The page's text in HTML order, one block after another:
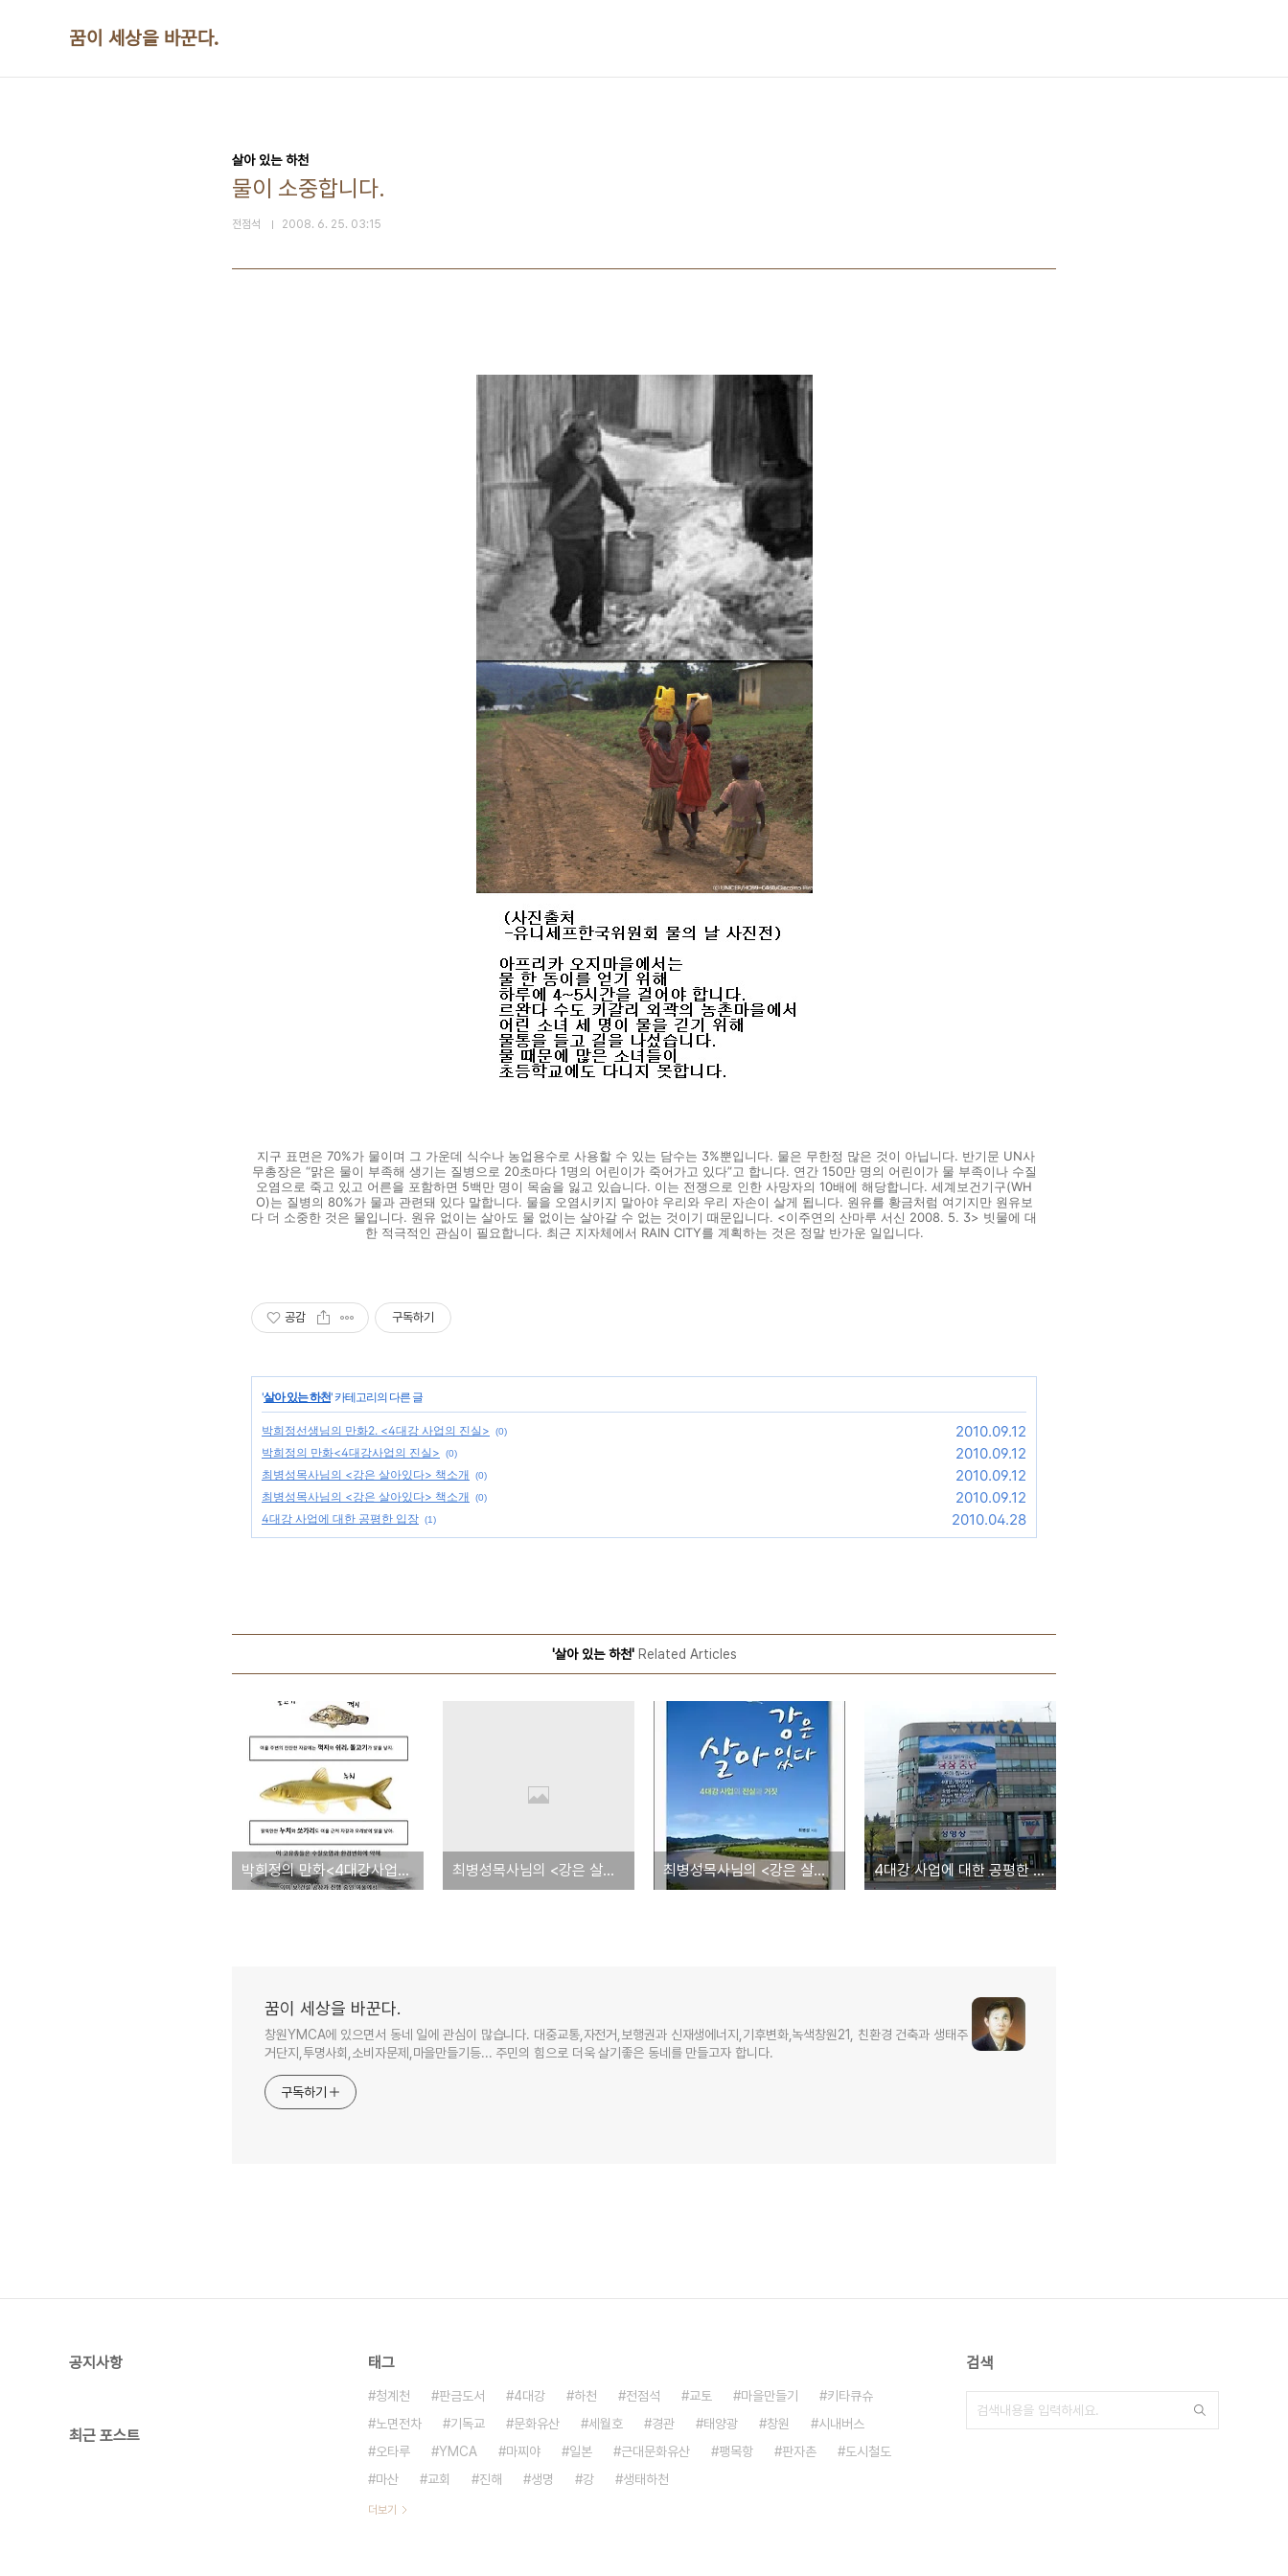
꿈이 세상을 바꾼다.
살아 있는 하천
물이 소중합니다.
전점석 2008. 6. 25. 03:15
지구 표면은 70%가 물이며 그 가운데 식수나 농업용수로 사용할 수 있는 담수는 3%뿐입니다. 물은 무한정 많은 것이 아닙니다. 반기문 UN사
무총장은 “맑은 물이 부족해 생기는 질병으로 20초마다 1명의 어린이가 죽어가고 있다”고 합니다. 연간 150만 명의 어린이가 물 부족이나 수질
오염으로 죽고 있고 어른을 포함하면 5백만 명이 목숨을 잃고 있습니다. 이는 전쟁으로 인한 사망자의 10배에 해당합니다. 세계보건기구(WH
O)는 질병의 80%가 물과 관련돼 있다 말합니다. 물을 오염시키지 말아야 우리와 우리 자손이 살게 됩니다. 원유를 황금처럼 여기지만 원유보
다 더 소중한 것은 물입니다. 원유 없이는 살아도 물 없이는 살아갈 수 없는 것이기 때문입니다. <이주연의 산마루 서신 2008. 5. 3> 빗물에 대
한 적극적인 관심이 필요합니다. 최근 지자체에서 RAIN CITY를 계획하는 것은 정말 반가운 일입니다.
공감 구독하기
'살아 있는 하천' 카테고리의 다른 글
박희정선생님의 만화2. <4대강 사업의 진실> (0) 2010.09.12
박희정의 만화<4대강사업의 진실> (0) 2010.09.12
최병성목사님의 <강은 살아있다> 책소개 (0) 2010.09.12
최병성목사님의 <강은 살아있다> 책소개 (0) 2010.09.12
4대강 사업에 대한 공평한 입장 (1) 2010.04.28
'살아 있는 하천'Related Articles
박희정의 만화<4대강사업의 진실> 최병성목사님의 <강은 살아있다> 책소개 최병성목사님의 <강은 살아있다> 책소개 4대강 사업에 대한 공평한 입장
꿈이 세상을 바꾼다.
창원YMCA에 있으면서 동네 일에 관심이 많습니다. 대중교통,자전거,보행권과 신재생에너지,기후변화,녹색창원21, 친환경 건축과 생태주
거단지,투명사회,소비자문제,마을만들기등... 주민의 힘으로 더욱 살기좋은 동네를 만들고자 합니다.
구독하기
공지사항
최근 포스트
태그
청계천 판금도서 4대강 하천 전점석 교토 마을만들기
키타큐슈
노면전차
기독교 문화유산 세월호 경관 태양광 창원
시내버스
오타루
YMCA 마찌야 일본 근대문화유산 팽목항 판자촌
도시철도
마산
교회 진해 생명 강 생태하천
더보기
검색